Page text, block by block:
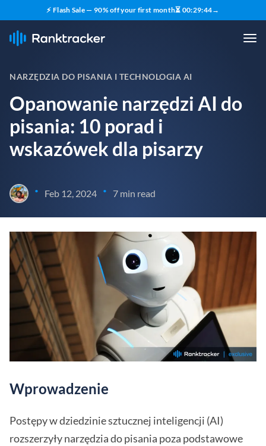
⚡ Flash Sale — 90% off your first month⏳ 00:29:43→
NARZĘDZIA DO PISANIA I TECHNOLOGIA AI
Opanowanie narzędzi AI do
pisania: 10 porad i
wskazówek dla pisarzy
• Feb 12, 2024 • 7 min read
Wprowadzenie
Postępy w dziedzinie sztucznej inteligencji (AI)
rozszerzyły narzędzia do pisania poza podstawowe